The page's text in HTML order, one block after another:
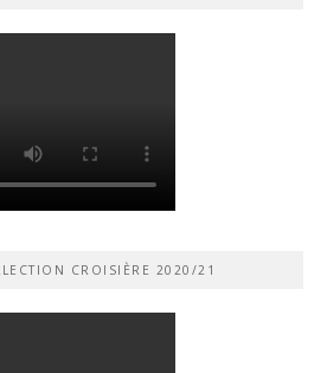
CROISIÈRE 2020/21